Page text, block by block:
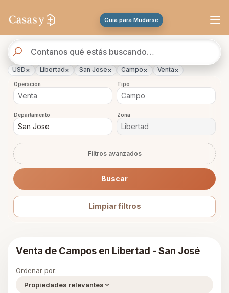
Guia para Mudarse
de
propiedades
USD× Libertad × San Jose× Campo× Venta×
Operación Tipo
Departamento Zona
Filtros avanzados
Buscar
Limpiar filtros
Venta de Campos en Libertad - San José
Ordenar por:
Propiedades relevantes